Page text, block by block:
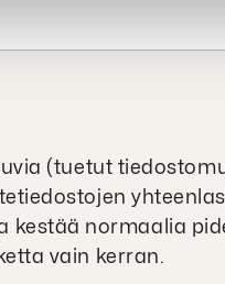
(tuetut
kestää normaalia
vain kerran.